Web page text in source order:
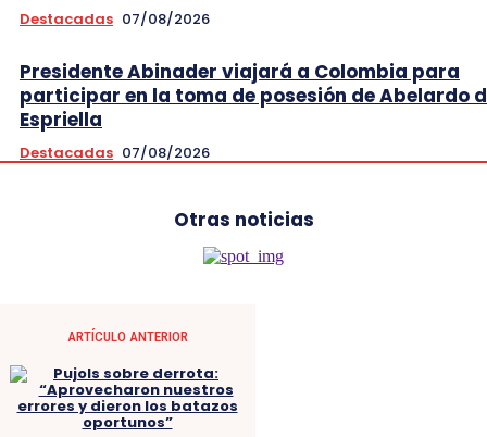
Destacadas 07/08/2026
Presidente Abinader viajará a Colombia para
participar en la toma de posesión de Abelardo
Espriella
Destacadas 07/08/2026
Otras noticias
ARTÍCULO ANTERIOR